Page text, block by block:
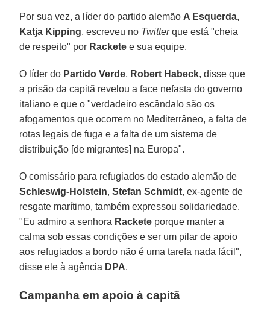
Por sua vez, a líder do partido alemão A Esquerda,
Katja Kipping, escreveu no Twitterque está "cheia
de respeito" por Rackete e sua equipe.
O líder do Partido Verde, Robert Habeck, disse que
a prisão da capitã revelou a face nefasta do governo
italiano e que o "verdadeiro escândalo são os
afogamentos que ocorrem no Mediterrâneo, a falta de
rotas legais de fuga e a falta de um sistema de
distribuição [de migrantes] na Europa".
O comissário para refugiados do estado alemão de
Schleswig-Holstein, Stefan Schmidt, ex-agente de
resgate marítimo, também expressou solidariedade.
"Eu admiro a senhora Rackete porque manter a
calma sob essas condições e ser um pilar de apoio
aos refugiados a bordo não é uma tarefa nada fácil",
disse ele à agência DPA.
Campanha em apoio à capitã